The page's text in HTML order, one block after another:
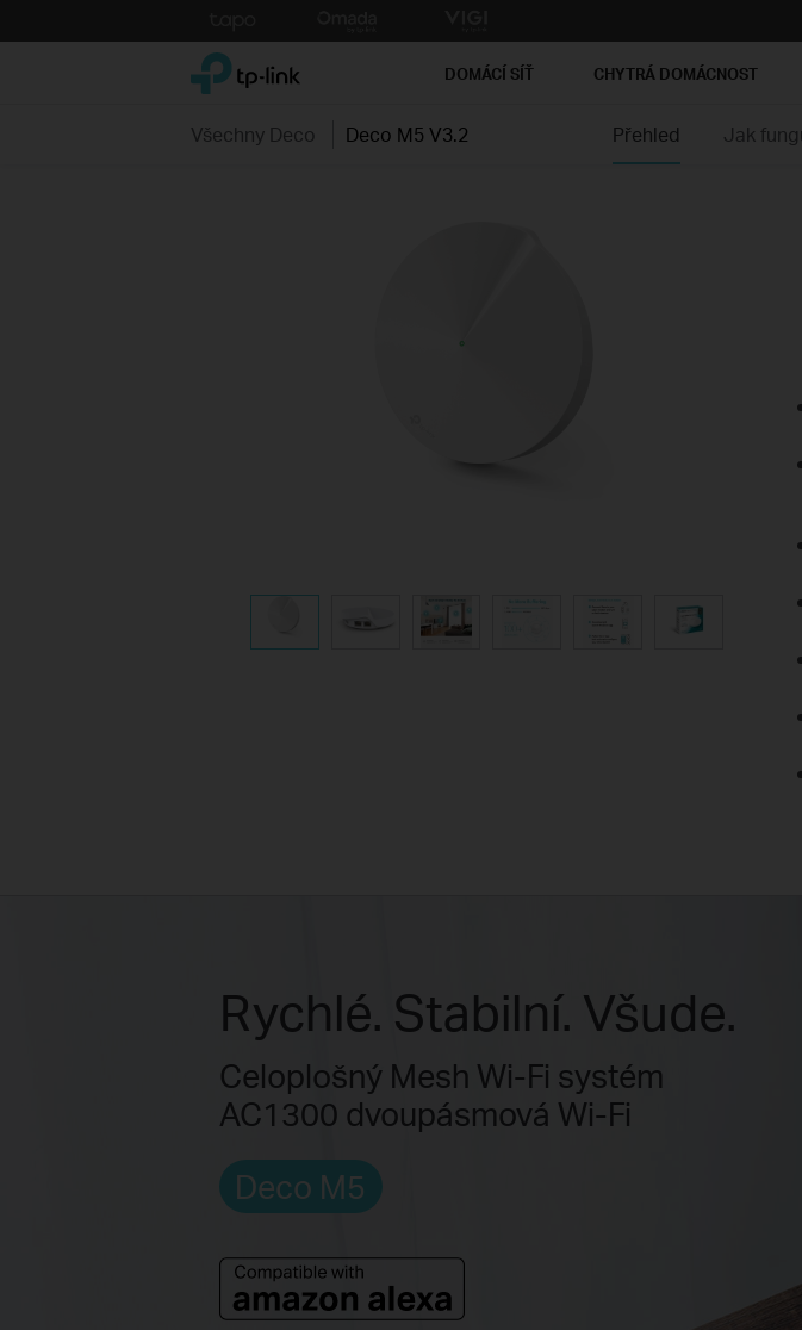
to
TP-Link, Reliably Smart DOMÁCÍ SÍŤ CHYTRÁ DOMÁCNOST
Všechny Deco Deco M5 V3.2 Přehled Jak
Rychlé. Stabilní. Všude.
Celoplošný Mesh Wi-Fi systém
AC1300 dvoupásmová Wi-Fi
Deco M5